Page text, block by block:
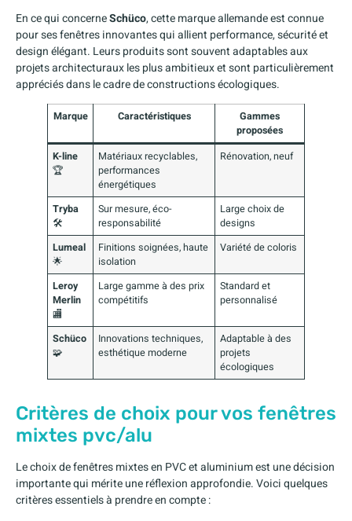
En ce qui concerneSchüco, cette marque allemande est connue
pour ses fenêtres innovantes qui allient performance, sécurité et
design élégant. Leurs produits sont souvent adaptables aux
projets architecturaux les plus ambitieux et sont particulièrement
appréciés dans le cadre de constructions écologiques.
Marque Caractéristiques
Gammes
proposées
K-line
🏆
Matériaux recyclables,
performances
énergétiques
Rénovation, neuf
Tryba
🛠️
Sur mesure, éco-
responsabilité
Large choix de
designs
Lumeal
🌟
Finitions soignées, haute
isolation
Variété de coloris
Leroy
Merlin
🏬
Large gamme à des prix
compétitifs
Standard et
personnalisé
Schüco
🧩
Innovations techniques,
esthétique moderne
Adaptable à des
projets
écologiques
Critères de choix pour vos fenêtres
mixtes pvc/alu
Le choix de fenêtres mixtes en PVC et aluminium est une décision
importante qui mérite une réflexion approfondie. Voici quelques
critères essentiels à prendre en compte :